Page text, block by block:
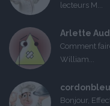
lecteurs M...
Arlette
Comment
William...
Bonjour,